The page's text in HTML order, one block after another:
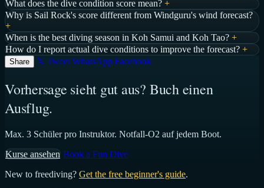
What does the dive condition score mean? +
Why is Sail Rock's score different from Windguru's wind forecast?
+
When is the best diving season in Koh Samui and Koh Tao? +
How do I report actual dive conditions to improve the forecast? +
Share 𝕏 Tweet WhatsApp Facebook
Vorhersage sieht gut aus? Buch einen
Ausflug.
Max. 3 Schüler pro Instruktor. Notfall-O2 auf jedem Boot.
Kurse ansehen Book a Fun Dive
New to freediving? Get the free beginner's guide.